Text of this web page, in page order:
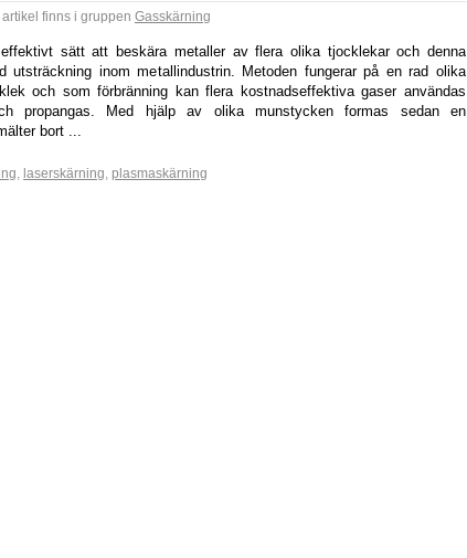
artikel finns i gruppen Gasskärning
sätt att beskära metaller av flera olika tjocklekar och denna
utsträckning inom metallindustrin. Metoden fungerar på en rad olika
och som förbränning kan flera kostnadseffektiva gaser användas
propangas. Med hjälp av olika munstycken formas sedan en
bort ...
, laserskärning, plasmaskärning